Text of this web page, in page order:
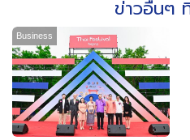
ข่าวอื่นๆ
Business